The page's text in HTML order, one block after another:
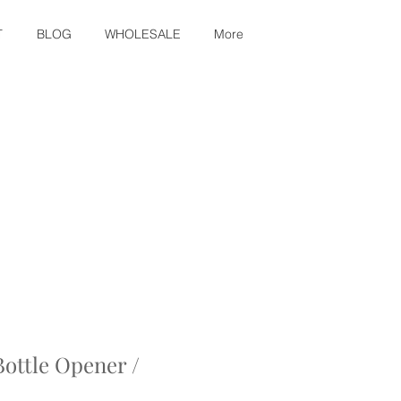
BLOG WHOLESALE More
Opener /